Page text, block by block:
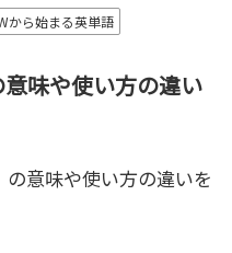
から始まる英単語
味や使い方の違い
の意味や使い方の違いを